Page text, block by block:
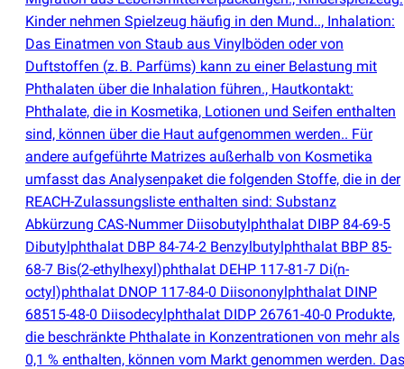
Kinder nehmen Spielzeug häufig in den Mund.., Inhalation:
Das Einatmen von Staub aus Vinylböden oder von
Duftstoffen (z. B. Parfüms) kann zu einer Belastung mit
Phthalaten über die Inhalation führen., Hautkontakt:
Phthalate, die in Kosmetika, Lotionen und Seifen enthalten
sind, können über die Haut aufgenommen werden.. Für
andere aufgeführte Matrizes außerhalb von Kosmetika
umfasst das Analysenpaket die folgenden Stoffe, die in der
REACH-Zulassungsliste enthalten sind: Substanz
Abkürzung CAS-Nummer Diisobutylphthalat DIBP 84-69-5
Dibutylphthalat DBP 84-74-2 Benzylbutylphthalat BBP 85-
68-7 Bis(2-ethylhexyl)phthalat DEHP 117-81-7 Di(n-
octyl)phthalat DNOP 117-84-0 Diisononylphthalat DINP
68515-48-0 Diisodecylphthalat DIDP 26761-40-0 Produkte,
die beschränkte Phthalate in Konzentrationen von mehr als
0,1 % enthalten, können vom Markt genommen werden. Das